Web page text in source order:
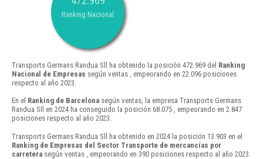
Ranking Nacional
Transports Germans Randua Sll ha obtenido la posición 472.969 del Ranking
Nacional de Empresas según ventas , empeorando en 22.096 posiciones
respecto al año 2023.
En el Ranking de Barcelona según ventas, la empresa Transports Germans
Randua Sll en 2024 ha conseguido la posición 68.075 , empeorando en 2.847
posiciones respecto al año 2023.
Transports Germans Randua Sll ha obtenido en 2024 la posición 13.903 en el
Ranking de Empresas del Sector Transporte de mercancías por
carretera según ventas , empeorando en 390 posiciones respecto al año 2023.